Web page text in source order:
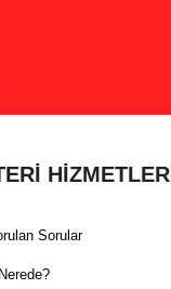
Sorular